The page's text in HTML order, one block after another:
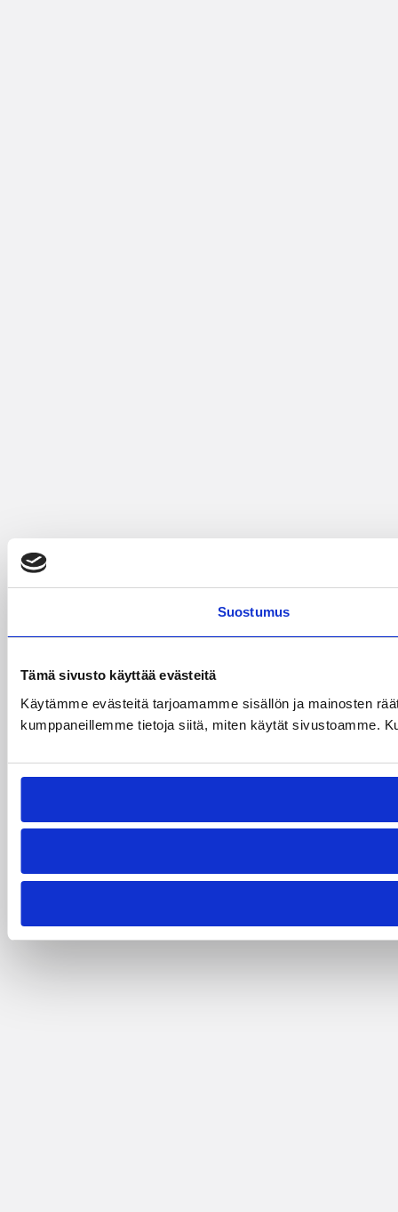
Suostumus
Tämä sivusto käyttää evästeitä
Käytämme evästeitä tarjoamamme sisällön ja mainosten
kumppaneillemme tietoja siitä, miten käytät sivustoamme.